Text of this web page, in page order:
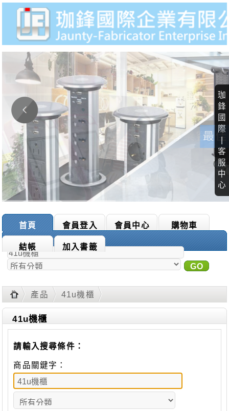
珈
鋒
國
際
|
客
服
中
心
首頁 會員登入 會員中心 購物車
結帳 加入書籤
商品搜尋：
GO
產品
41u機櫃
41u機櫃
請輸入搜尋條件：
商品關鍵字：